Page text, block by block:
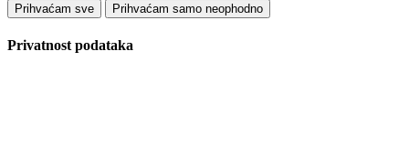
Prihvaćam sve Prihvaćam samo neophodno
Privatnost podataka